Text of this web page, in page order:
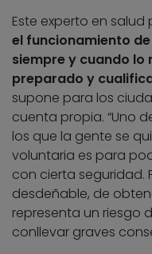
Este experto en
el funcionamiento
siempre y cuando lo
preparado y
supone para los
cuenta propia. “Uno
los que la gente se
voluntaria es para
con cierta seguridad.
desdeñable, de
representa un riesgo
conllevar graves